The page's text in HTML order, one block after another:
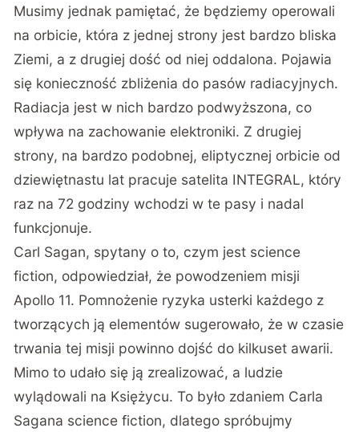
Musimy jednak pamiętać, że będziemy operowali
na orbicie, która z jednej strony jest bardzo bliska
Ziemi, a z drugiej dość od niej oddalona. Pojawia
się konieczność zbliżenia do pasów radiacyjnych.
Radiacja jest w nich bardzo podwyższona, co
wpływa na zachowanie elektroniki. Z drugiej
strony, na bardzo podobnej, eliptycznej orbicie od
dziewiętnastu lat pracuje satelita INTEGRAL, który
raz na 72 godziny wchodzi w te pasy i nadal
funkcjonuje.
Carl Sagan, spytany o to, czym jest science
fiction, odpowiedział, że powodzeniem misji
Apollo 11. Pomnożenie ryzyka usterki każdego z
tworzących ją elementów sugerowało, że w czasie
trwania tej misji powinno dojść do kilkuset awarii.
Mimo to udało się ją zrealizować, a ludzie
wylądowali na Księżycu. To było zdaniem Carla
Sagana science fiction, dlatego spróbujmy